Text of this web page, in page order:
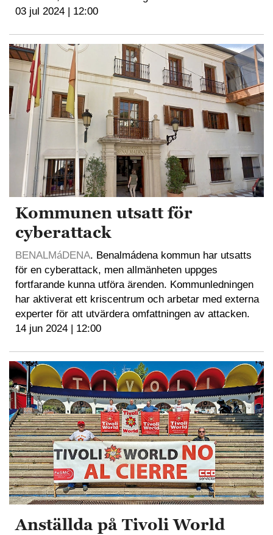
03 jul 2024 | 12:00
Kommunen utsatt för
cyberattack
BENALMáDENA. Benalmádena kommun har utsatts
för en cyberattack, men allmänheten uppges
fortfarande kunna utföra ärenden. Kommunledningen
har aktiverat ett kriscentrum och arbetar med externa
experter för att utvärdera omfattningen av attacken.
14 jun 2024 | 12:00
Anställda på Tivoli World